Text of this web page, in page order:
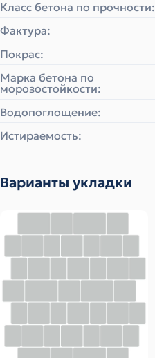
Класс бетона по прочности:
Фактура:
Покрас:
Марка бетона по
морозостойкости:
Водопоглощение:
Истираемость:
Варианты укладки